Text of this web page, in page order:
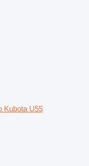
Kubota U55